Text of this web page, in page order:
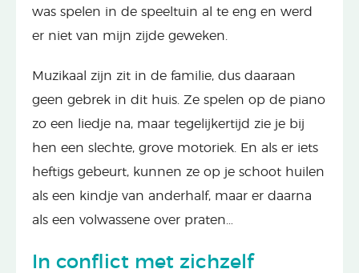
was spelen in de speeltuin al te eng en werd
er niet van mijn zijde geweken.
Muzikaal zijn zit in de familie, dus daaraan
geen gebrek in dit huis. Ze spelen op de piano
zo een liedje na, maar tegelijkertijd zie je bij
hen een slechte, grove motoriek. En als er iets
heftigs gebeurt, kunnen ze op je schoot huilen
als een kindje van anderhalf, maar er daarna
als een volwassene over praten…
In conflict met zichzelf